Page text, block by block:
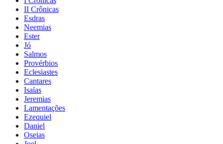
II Crônicas
Esdras
Neemias
Ester
Jó
Salmos
Provérbios
Eclesiastes
Cantares
Isaías
Jeremias
Lamentações
Ezequiel
Daniel
Oseias